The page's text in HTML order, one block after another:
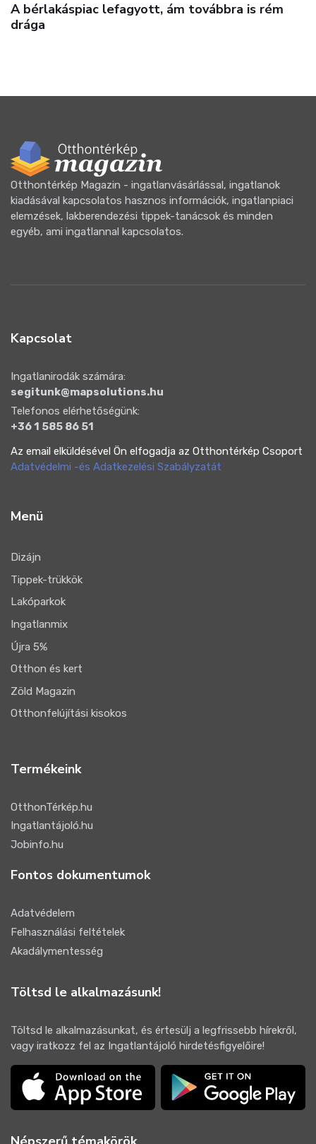
A bérlakáspiac lefagyott, ám továbbra is rém
drága
Otthontérkép Magazin - ingatlanvásárlással, ingatlanok
kiadásával kapcsolatos hasznos információk, ingatlanpiaci
elemzések, lakberendezési tippek-tanácsok és minden
egyéb, ami ingatlannal kapcsolatos.
Kapcsolat
Ingatlanirodák számára:
segitunk@mapsolutions.hu
Telefonos elérhetőségünk:
+36 1 585 86 51
Az email elküldésével Ön elfogadja az Otthontérkép Csoport
Adatvédelmi -és Adatkezelési Szabályzatát
Menü
Dizájn
Tippek-trükkök
Lakóparkok
Ingatlanmix
Újra 5%
Otthon és kert
Zöld Magazin
Otthonfelújítási kisokos
Termékeink
OtthonTérkép.hu
Ingatlantájoló.hu
Jobinfo.hu
Fontos dokumentumok
Adatvédelem
Felhasználási feltételek
Akadálymentesség
Töltsd le alkalmazásunk!
Töltsd le alkalmazásunkat, és értesülj a legfrissebb hírekről,
vagy iratkozz fel az Ingatlantájoló hirdetésfigyelőire!